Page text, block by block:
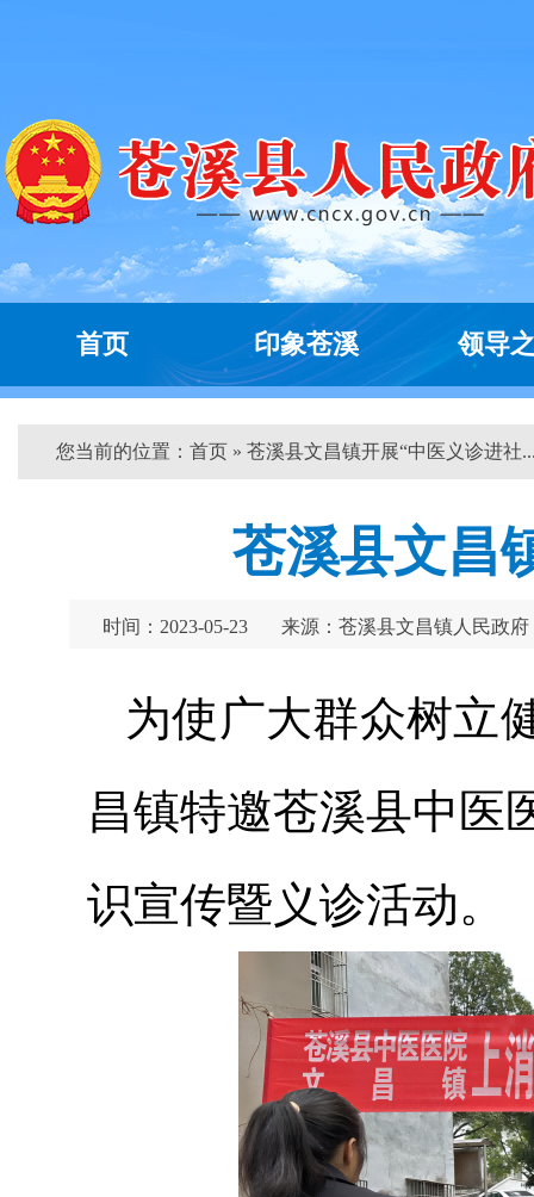
首页 印象苍溪 领导
您当前的位置： 首页 » 苍溪县文昌镇开展“中医义诊进社
苍溪县文昌
时间：2023-05-23 来源：苍溪县文昌镇人民政府
为使广大群众树立
昌镇特邀苍溪县中医
识宣传暨义诊活动。